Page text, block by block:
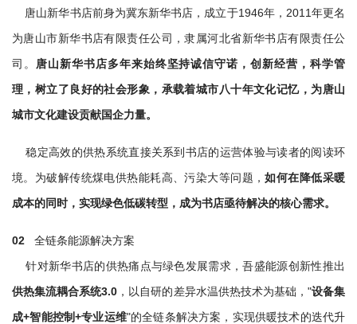
唐山新华书店前身为冀东新华书店，成立于1946年，2011年更名
为唐山市新华书店有限责任公司，隶属河北省新华书店有限责任公
司。 唐山新华书店多年来始终坚持诚信守诺，创新经营，科学管
理，树立了良好的社会形象，承载着城市八十年文化记忆，为唐山
城市文化建设贡献国企力量。
稳定高效的供热系统直接关系到书店的运营体验与读者的阅读环
境。为破解传统煤电供热能耗高、污染大等问题，如何在降低采暖
成本的同时，实现绿色低碳转型，成为书店亟待解决的核心需求。
02 全链条能源解决方案
针对新华书店的供热痛点与绿色发展需求，吾盛能源创新性推出
供热集流耦合系统3.0 ，以自研的差异水温供热技术为基础，"设备集
成+智能控制+专业运维"的全链条解决方案，实现供暖技术的迭代升